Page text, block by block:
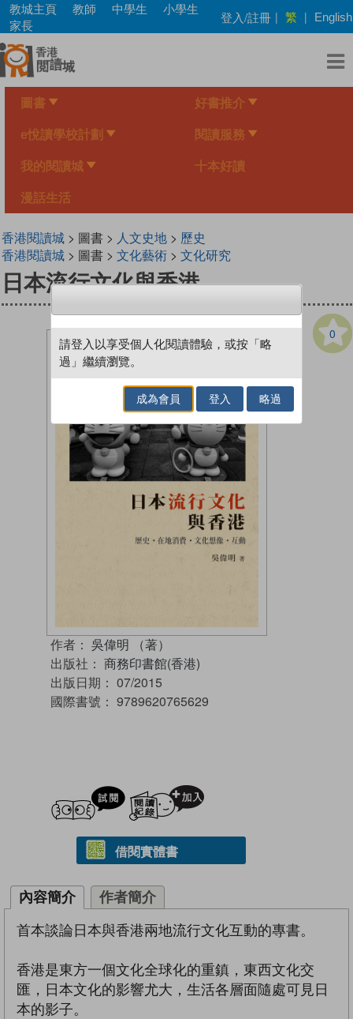
Skip
main
content
教城主頁 教師 中學生
小學生
家長
登入/註冊 | 繁 | English
圖書 好書推介
e悅讀學校計劃 閱讀服務
我的閱讀城 十本好讀
漫話生活
香港閱讀城> 圖書 > 人文史地> 歷史
香港閱讀城> 圖書 > 文化藝術> 文化研究
日本流行文化與香港
0
作者： 吳偉明 （著）
出版社： 商務印書館(香港)
出版日期： 07/2015
國際書號： 9789620765629
試閲
借閱實體書
內容簡介 作者簡介
首本談論日本與香港兩地流行文化互動的專書。
香港是東方一個文化全球化的重鎮，東西文化交
匯，日本文化的影響尤大，生活各層面隨處可見日
本的影子。
請登入以享受個人化閱讀體驗，或按「略
過」繼續瀏覽。
成為會員 登入 略過